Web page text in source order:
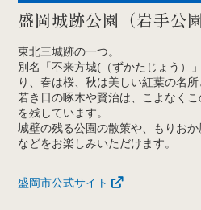
盛岡城跡公園（岩手公園
東北三城跡の一つ。
別名「不来方城(（ずかたじょう）
り、春は桜、秋は美しい紅葉の名
若き日の啄木や賢治は、こよなく
を残しています。
城壁の残る公園の散策や、もりお
などをお楽しみいただけます。
盛岡市公式サイト